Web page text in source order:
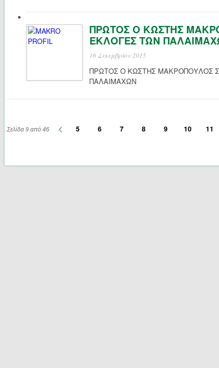
ΠΡΩΤΟΣ Ο ΚΩΣΤΗΣ
ΕΚΛΟΓΕΣ ΤΩΝ
16 Δεκεμβρίου 2015
ΠΡΩΤΟΣ Ο ΚΩΣΤΗΣ ΜΑΚΡΟΠΟΥΛΟΣ
ΠΑΛΑΙΜΑΧΩΝ
Σελίδα 9 από 46 < 5 6 7 8 9 10 11